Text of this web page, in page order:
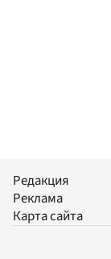
Редакция
Реклама
Карта сайта